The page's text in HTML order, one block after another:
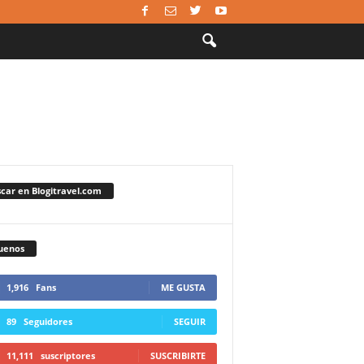
en Blogitravel.com
1,916 Fans ME GUSTA
89 Seguidores SEGUIR
11,111 suscriptores SUSCRIBIRTE